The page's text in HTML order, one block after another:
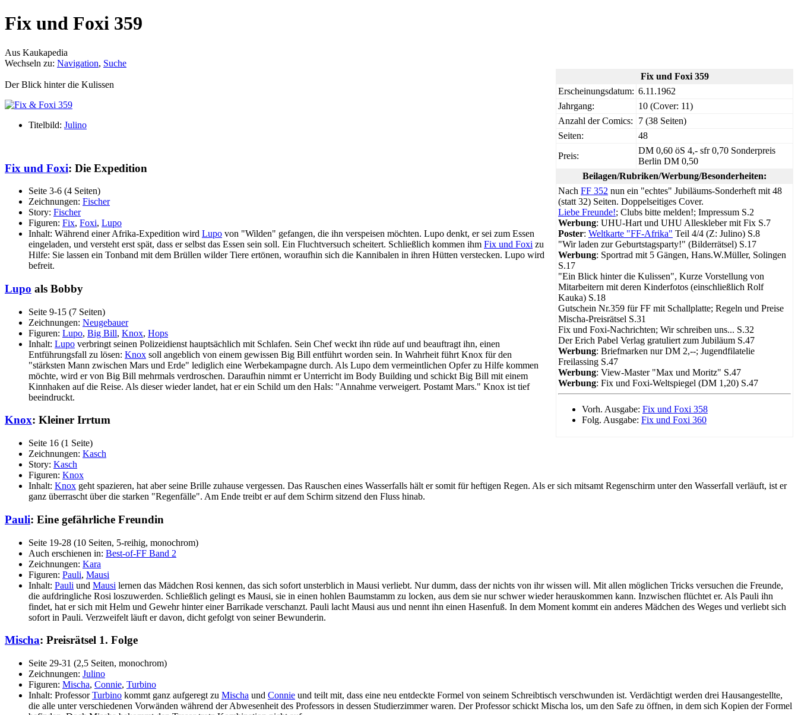
Fix und Foxi 359
Aus Kaukapedia
Wechseln zu: Navigation, Suche
Fix und Foxi 359
Erscheinungsdatum: 6.11.1962
Jahrgang:
10 (Cover: 11)
Anzahl der Comics:
7 (38 Seiten)
Seiten:
48
Preis:
DM 0,60 öS 4,- sfr 0,70 Sonderpreis
Berlin DM 0,50
Beilagen/Rubriken/Werbung/Besonderheiten:
Nach FF 352 nun ein "echtes" Jubiläums-Sonderheft mit 48
(statt 32) Seiten. Doppelseitiges Cover.
Liebe Freunde!; Clubs bitte melden!; Impressum S.2
Werbung: UHU-Hart und UHU Alleskleber mit Fix S.7
Poster: Weltkarte "FF-Afrika" Teil 4/4 (Z: Julino) S.8
"Wir laden zur Geburtstagsparty!" (Bilderrätsel) S.17
Werbung: Sportrad mit 5 Gängen, Hans.W.Müller, Solingen
S.17
"Ein Blick hinter die Kulissen", Kurze Vorstellung von
Mitarbeitern mit deren Kinderfotos (einschließlich Rolf
Kauka) S.18
Gutschein Nr.359 für FF mit Schallplatte; Regeln und Preise
Mischa-Preisrätsel S.31
Fix und Foxi-Nachrichten; Wir schreiben uns... S.32
Der Erich Pabel Verlag gratuliert zum Jubiläum S.47
Werbung: Briefmarken nur DM 2,--; Jugendfilatelie
Freilassing S.47
Werbung: View-Master "Max und Moritz" S.47
Werbung: Fix und Foxi-Weltspiegel (DM 1,20) S.47
Vorh. Ausgabe: Fix und Foxi 358
Folg. Ausgabe: Fix und Foxi 360
Der Blick hinter die Kulissen
Titelbild: Julino
Fix und Foxi: Die Expedition
Seite 3-6 (4 Seiten)
Zeichnungen: Fischer
Story: Fischer
Figuren: Fix, Foxi, Lupo
Inhalt: Während einer Afrika-Expedition wird Lupo von "Wilden" gefangen, die ihn verspeisen möchten. Lupo denkt, er sei zum Essen
eingeladen, und versteht erst spät, dass er selbst das Essen sein soll. Ein Fluchtversuch scheitert. Schließlich kommen ihm Fix und Foxi zu
Hilfe: Sie lassen ein Tonband mit dem Brüllen wilder Tiere ertönen, woraufhin sich die Kannibalen in ihren Hütten verstecken. Lupo wird
befreit.
Lupo als Bobby
Seite 9-15 (7 Seiten)
Zeichnungen: Neugebauer
Figuren: Lupo, Big Bill, Knox, Hops
Inhalt: Lupo verbringt seinen Polizeidienst hauptsächlich mit Schlafen. Sein Chef weckt ihn rüde auf und beauftragt ihn, einen
Entführungsfall zu lösen: Knox soll angeblich von einem gewissen Big Bill entführt worden sein. In Wahrheit führt Knox für den
"stärksten Mann zwischen Mars und Erde" lediglich eine Werbekampagne durch. Als Lupo dem vermeintlichen Opfer zu Hilfe kommen
möchte, wird er von Big Bill mehrmals verdroschen. Daraufhin nimmt er Unterricht im Body Building und schickt Big Bill mit einem
Kinnhaken auf die Reise. Als dieser wieder landet, hat er ein Schild um den Hals: "Annahme verweigert. Postamt Mars." Knox ist tief
beeindruckt.
Knox: Kleiner Irrtum
Seite 16 (1 Seite)
Zeichnungen: Kasch
Story: Kasch
Figuren: Knox
Inhalt: Knox geht spazieren, hat aber seine Brille zuhause vergessen. Das Rauschen eines Wasserfalls hält er somit für heftigen Regen. Als er sich mitsamt Regenschirm unter den Wasserfall verläuft, ist er
ganz überrascht über die starken "Regenfälle". Am Ende treibt er auf dem Schirm sitzend den Fluss hinab.
Pauli: Eine gefährliche Freundin
Seite 19-28 (10 Seiten, 5-reihig, monochrom)
Auch erschienen in: Best-of-FF Band 2
Zeichnungen: Kara
Figuren: Pauli, Mausi
Inhalt: Pauli und Mausi lernen das Mädchen Rosi kennen, das sich sofort unsterblich in Mausi verliebt. Nur dumm, dass der nichts von ihr wissen will. Mit allen möglichen Tricks versuchen die Freunde,
die aufdringliche Rosi loszuwerden. Schließlich gelingt es Mausi, sie in einen hohlen Baumstamm zu locken, aus dem sie nur schwer wieder herauskommen kann. Inzwischen flüchtet er. Als Pauli ihn
findet, hat er sich mit Helm und Gewehr hinter einer Barrikade verschanzt. Pauli lacht Mausi aus und nennt ihn einen Hasenfuß. In dem Moment kommt ein anderes Mädchen des Weges und verliebt sich
sofort in Pauli. Verzweifelt läuft er davon, dicht gefolgt von seiner Bewunderin.
Mischa: Preisrätsel 1. Folge
Seite 29-31 (2,5 Seiten, monochrom)
Zeichnungen: Julino
Figuren: Mischa, Connie, Turbino
Inhalt: ProfessorTurbino kommt ganz aufgeregt zu Mischa und Connie und teilt mit, dass eine neu entdeckte Formel von seinem Schreibtisch verschwunden ist. Verdächtigt werden drei Hausangestellte,
die alle unter verschiedenen Vorwänden während der Abwesenheit des Professors in dessen Studierzimmer waren. Der Professor schickt Mischa los, um den Safe zu öffnen, in dem sich Kopien der Formel